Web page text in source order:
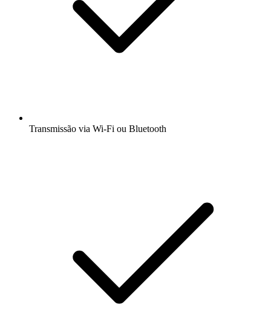
Transmissão via Wi-Fi ou Bluetooth